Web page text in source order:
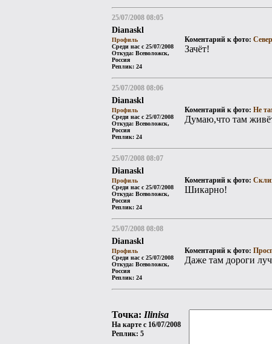
25/07/2008 08:05
Dianaskl
Профиль
Среди нас с 25/07/2008
Откуда: Всеволожск,
Россия
Реплик: 24
Коментарий к фото:
Зачёт!
25/07/2008 08:06
Dianaskl
Профиль
Среди нас с 25/07/2008
Откуда: Всеволожск,
Россия
Реплик: 24
Коментарий к фото: Не
Думаю,что там
25/07/2008 08:07
Dianaskl
Профиль
Среди нас с 25/07/2008
Откуда: Всеволожск,
Россия
Реплик: 24
Коментарий к фото:
Шикарно!
25/07/2008 08:08
Dianaskl
Профиль
Среди нас с 25/07/2008
Откуда: Всеволожск,
Россия
Реплик: 24
Коментарий к фото:
Даже там дороги
Точка: Ilinisa
На карте с 16/07/2008
Реплик: 5